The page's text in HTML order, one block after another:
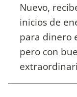
Nuevo,
inicios de
para dinero
pero con